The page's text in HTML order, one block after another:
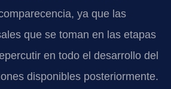
ya que las
que se toman en las etapas
en todo el desarrollo del
disponibles posteriormente.